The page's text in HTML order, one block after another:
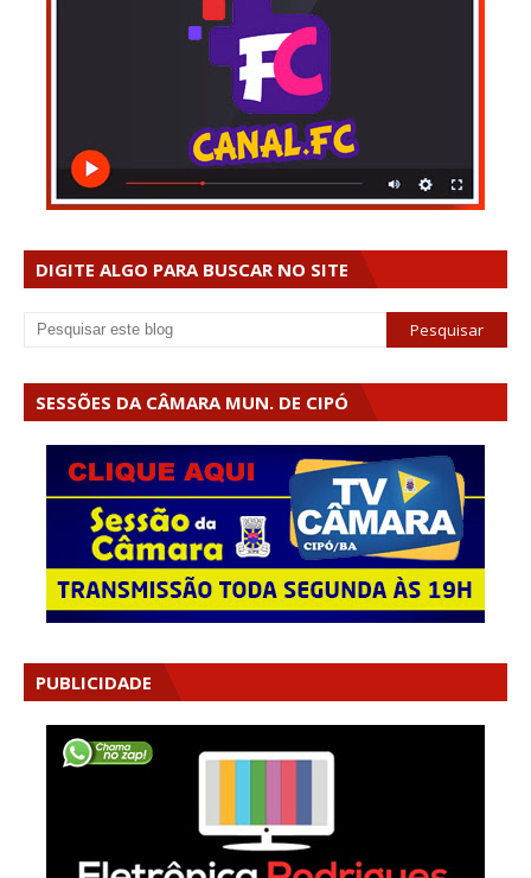
DIGITE ALGO PARA BUSCAR NO SITE
SESSÕES DA CÂMARA MUN. DE CIPÓ
PUBLICIDADE